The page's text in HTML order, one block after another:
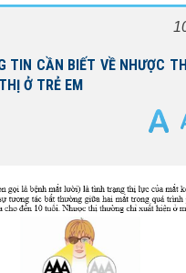
TIN CẦN BIẾT VỀ NHƯỢC
Ở TRẺ EM